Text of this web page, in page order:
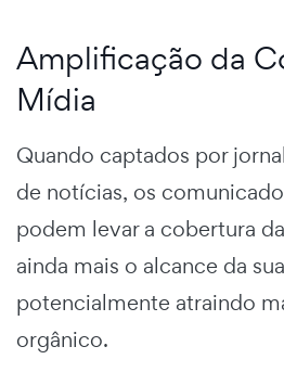
Amplificação da
Mídia
Quando captados por
de notícias, os
podem levar a cobertura
ainda mais o alcance da
potencialmente atraindo
orgânico.